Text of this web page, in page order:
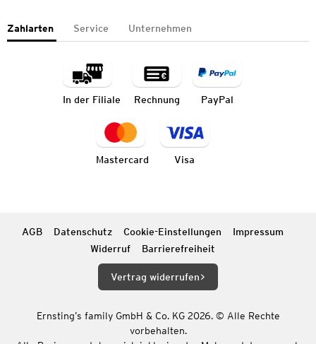
Zahlarten Service Unternehmen
In der Filiale Rechnung PayPal
Mastercard Visa
AGB Datenschutz Cookie-Einstellungen
Impressum
Widerruf
Barrierefreiheit
Vertrag widerrufen
Ernsting’s family GmbH & Co. KG 2026. © Alle Rechte
vorbehalten.